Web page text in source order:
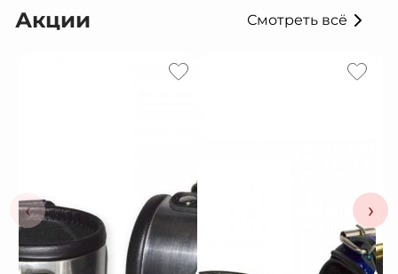
Акции Смотреть всё
‹ ›